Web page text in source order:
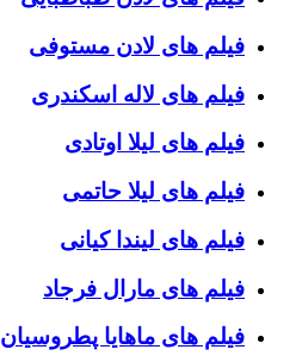
فیلم های لادن مستوفی
فیلم های لاله اسکندری
فیلم های لیلا اوتادی
فیلم های لیلا حاتمی
فیلم های لیندا کیانی
فیلم های مارال فرجاد
فیلم های ماهایا پطروسیان